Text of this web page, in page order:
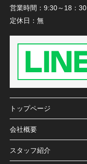
営業時間： 9:30～18：30
定休日： 無
トップページ
会社概要
スタッフ紹介